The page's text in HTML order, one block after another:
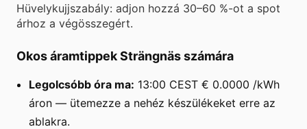
Hüvelykujjszabály: adjon hozzá 30–60 %-ot a spot
árhoz a végösszegért.
Okos áramtippek Strängnäs számára
Legolcsóbb óra ma: 13:00 CEST € 0.0000 /kWh
áron — ütemezze a nehéz készülékeket erre az
ablakra.